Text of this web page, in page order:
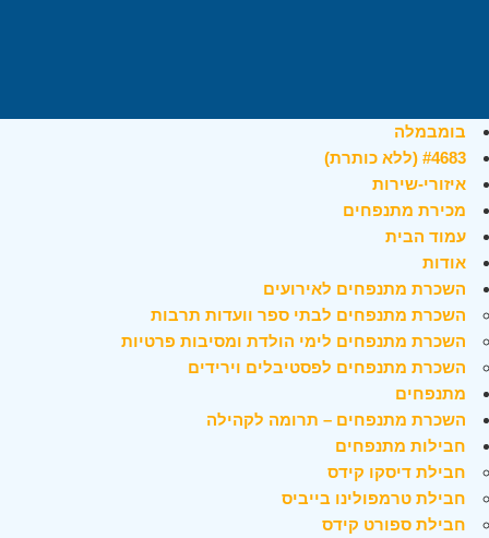
בומבמלה
#4683 (ללא כותרת)
איזורי-שירות
מכירת מתנפחים
עמוד הבית
אודות
השכרת מתנפחים לאירועים
השכרת מתנפחים לבתי ספר וועדות תרבות
השכרת מתנפחים לימי הולדת ומסיבות פרטיות
השכרת מתנפחים לפסטיבלים וירידים
מתנפחים
השכרת מתנפחים – תרומה לקהילה
חבילות מתנפחים
חבילת דיסקו קידס
חבילת טרמפולינו בייביס
חבילת ספורט קידס